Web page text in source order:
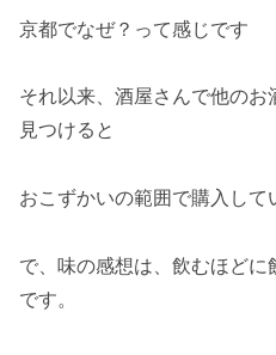
京都でなぜ？って感じです
それ以来、酒屋さんで他の
見つけると
おこずかいの範囲で購入して
で、味の感想は、飲むほど
です。